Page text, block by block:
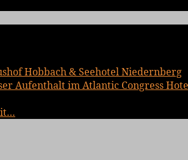
Hobbach & Seehotel Niedernberg
Aufenthalt im Atlantic Congress